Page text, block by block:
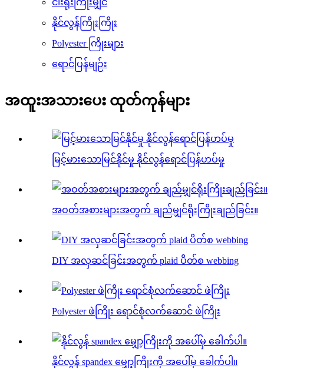
နိုင်လွန်ကြိုးကြိုး
Polyester ကြိုးများ
ရောင်ပြန်မျဉ်း
အထူးအသားပေး ထုတ်ကုန်များ
မြင့်မားသောမြင်နိုင်မှု နိုင်လွန်ရောင်ပြန်ဟပ်မှု
အဝတ်အစားများအတွက် ချည်မျှင်ရိုးကြိုးချည်ခြင်း။
DIY အလှဆင်ခြင်းအတွက် plaid ပိတ်စ webbing
Polyester ဖဲကြိုး ရောင်စုံလက်ဆောင် ဖဲကြိုး
နိုင်လွန် spandex မျှော့ကြိုးကို အပေါ်မှ ခေါက်ပါ။